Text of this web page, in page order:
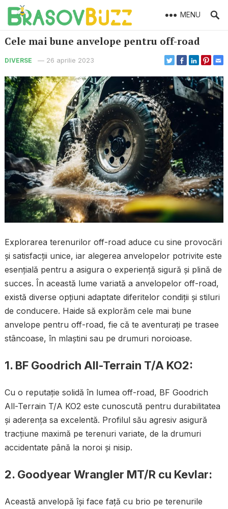
MENU
Cele mai bune anvelope pentru off-road
DIVERSE — 26 aprilie 2023
Explorarea terenurilor off-road aduce cu sine provocări
și satisfacții unice, iar alegerea anvelopelor potrivite este
esențială pentru a asigura o experiență sigură și plină de
succes. În această lume variată a anvelopelor off-road,
există diverse opțiuni adaptate diferitelor condiții și stiluri
de conducere. Haide să explorăm cele mai bune
anvelope pentru off-road, fie că te aventurați pe trasee
stâncoase, în mlaștini sau pe drumuri noroioase.
1. BF Goodrich All-Terrain T/A KO2:
Cu o reputație solidă în lumea off-road, BF Goodrich
All-Terrain T/A KO2 este cunoscută pentru durabilitatea
și aderența sa excelentă. Profilul său agresiv asigură
tracțiune maximă pe terenuri variate, de la drumuri
accidentate până la noroi și nisip.
2. Goodyear Wrangler MT/R cu Kevlar:
Această anvelopă își face față cu brio pe terenurile